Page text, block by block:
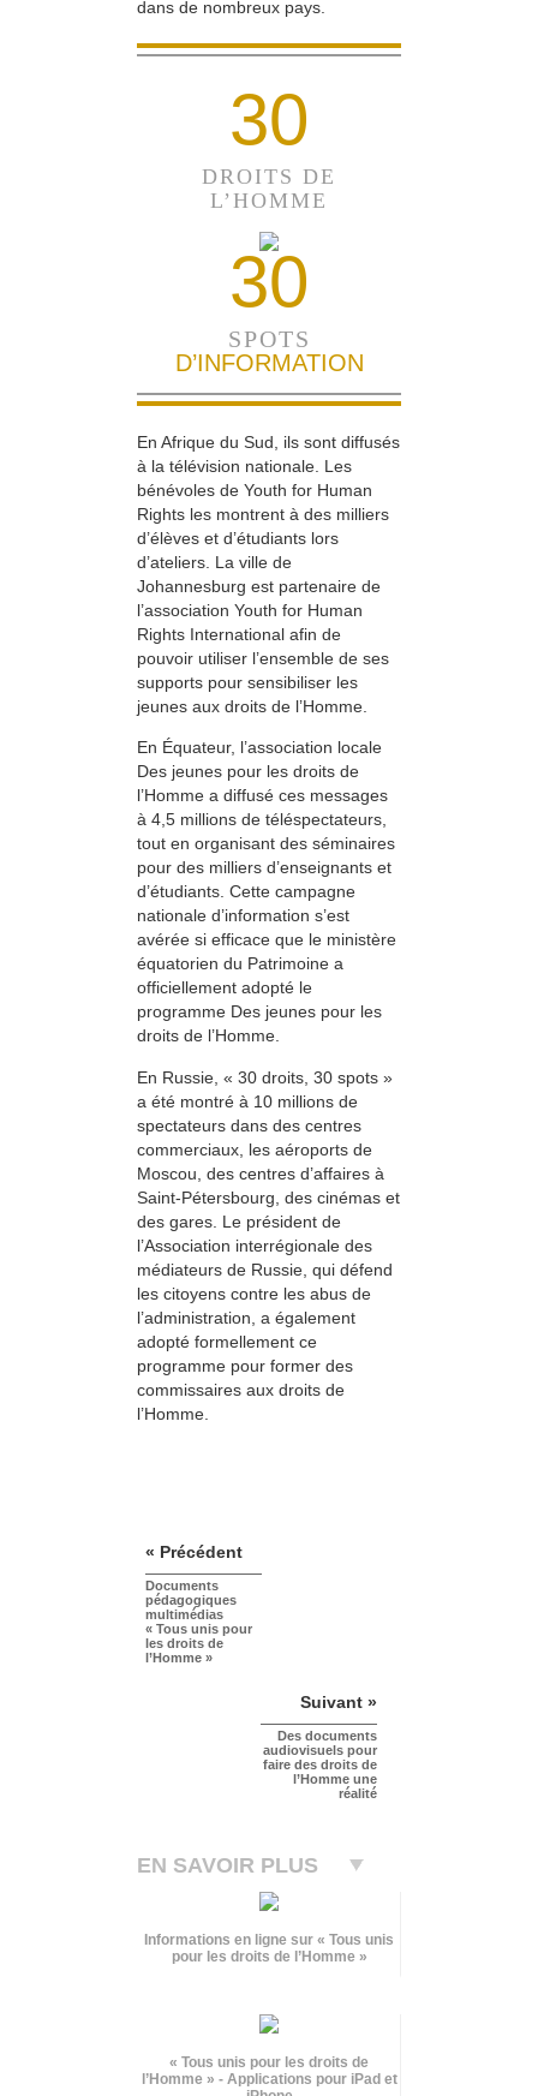
dans de nombreux pays.
30
DROITS DE
L’HOMME
30
SPOTS
D’INFORMATION
En Afrique du Sud, ils sont diffusés
à la télévision nationale. Les
bénévoles de Youth for Human
Rights les montrent à des milliers
d’élèves et d’étudiants lors
d’ateliers. La ville de
Johannesburg est partenaire de
l’association Youth for Human
Rights International afin de
pouvoir utiliser l’ensemble de ses
supports pour sensibiliser les
jeunes aux droits de l’Homme.
En Équateur, l’association locale
Des jeunes pour les droits de
l’Homme a diffusé ces messages
à 4,5 millions de téléspectateurs,
tout en organisant des séminaires
pour des milliers d’enseignants et
d’étudiants. Cette campagne
nationale d’information s’est
avérée si efficace que le ministère
équatorien du Patrimoine a
officiellement adopté le
programme Des jeunes pour les
droits de l’Homme.
En Russie, « 30 droits, 30 spots »
a été montré à 10 millions de
spectateurs dans des centres
commerciaux, les aéroports de
Moscou, des centres d’affaires à
Saint-Pétersbourg, des cinémas et
des gares. Le président de
l’Association interrégionale des
médiateurs de Russie, qui défend
les citoyens contre les abus de
l’administration, a également
adopté formellement ce
programme pour former des
commissaires aux droits de
l’Homme.
« Précédent
Documents
pédagogiques
multimédias
« Tous unis pour
les droits de
l’Homme »
Suivant »
Des documents
audiovisuels pour
faire des droits de
l’Homme une
réalité
EN SAVOIR PLUS
Informations en ligne sur « Tous unis
pour les droits de l’Homme »
« Tous unis pour les droits de
l’Homme » - Applications pour iPad et